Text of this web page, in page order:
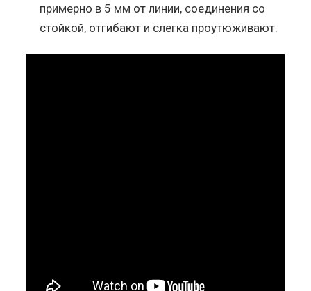
примерно в 5 мм от линии, соединения со
стойкой, отгибают и слегка проутюживают.